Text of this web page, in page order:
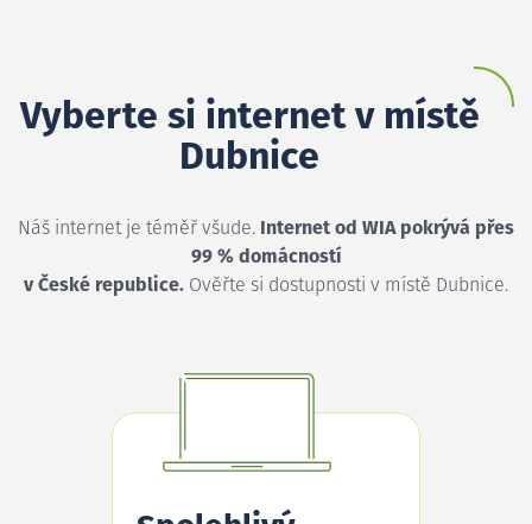
Vyberte si internet v místě
Dubnice
Náš internet je téměř všude. Internet od WIA pokrývá přes
99 % domácností
v České republice. Ověřte si dostupnosti v místě Dubnice.